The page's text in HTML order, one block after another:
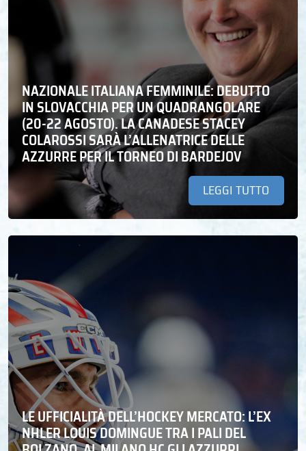
NAZIONALE ITALIANA FEMMINILE: DEBUTTO
IN SLOVACCHIA PER UN QUADRANGOLARE
(20-22 AGOSTO). LA CANADESE STACEY
COLAROSSI SARÀ L’ALLENATRICE DELLE
AZZURRE PER IL TORNEO DI BARDEJOV
LEGGI TUTTO
LE UFFICIALITÀ DELL’HOCKEY MERCATO: L’EX
NHLER LOUIS DOMINGUE TRA I PALI DEL